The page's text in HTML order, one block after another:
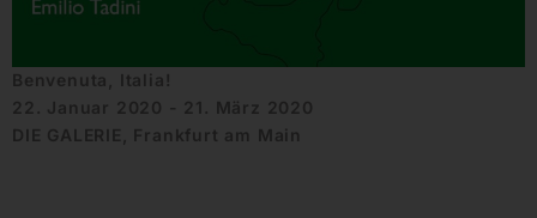
Benvenuta, Italia!
22. Januar 2020 - 21. März 2020
DIE GALERIE, Frankfurt am Main